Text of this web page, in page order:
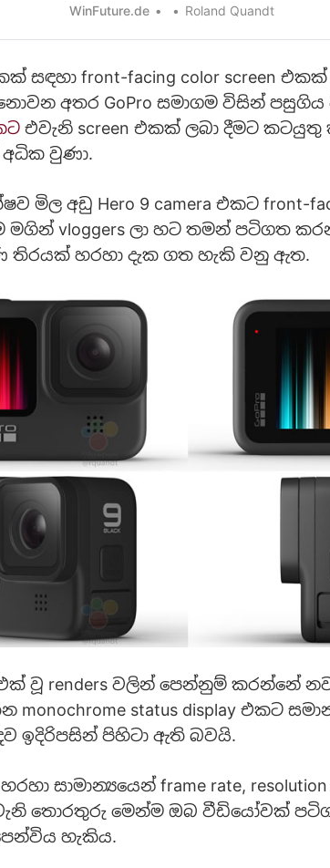
auf der Front bekommt.
WinFuture.de Roland Quandt
සඳහා front-facing color screen
අතර GoPro සමාගම විසින් පසුගිය
එවැනි screen එකක් ලබා දීමට
වුණා.
මිල අඩු Hero 9 camera එකට front-
vloggers ලා හට තමන් පටිගත
තිරයක් හරහා දැක ගත හැකි වනු ඇත.
වූ renders වලින් පෙන්නුම් කරන්නේ නව
monochrome status display එකට
ඉදිරිපසින් පිහිටා ඇති බවයි.
සාමාන්‍යයෙන් frame rate,
වැනි තොරතුරු මෙන්ම ඔබ වීඩියෝවක්
හැකිය.